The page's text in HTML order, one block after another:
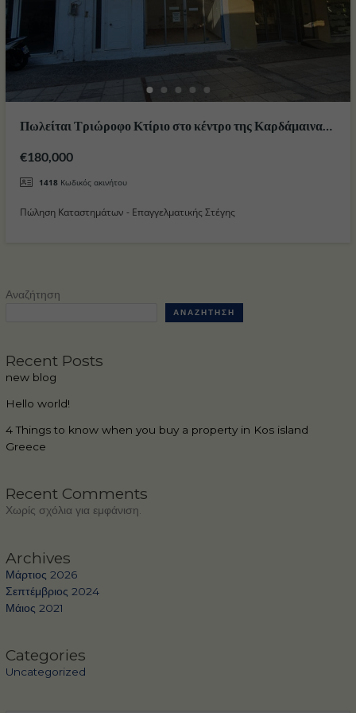
Πωλείται Τριώροφο Κτίριο στο κέντρο της Καρδάμαινας
€180,000
1418 Κωδικός ακινήτου
Πώληση Καταστημάτων - Επαγγελματικής Στέγης
Αναζήτηση
ΑΝΑΖΉΤΗΣΗ
Recent Posts
new blog
Hello world!
4 Things to know when you buy a property in Kos island
Greece
Recent Comments
Χωρίς σχόλια για εμφάνιση.
Archives
Μάρτιος 2026
Σεπτέμβριος 2024
Μάιος 2021
Categories
Uncategorized